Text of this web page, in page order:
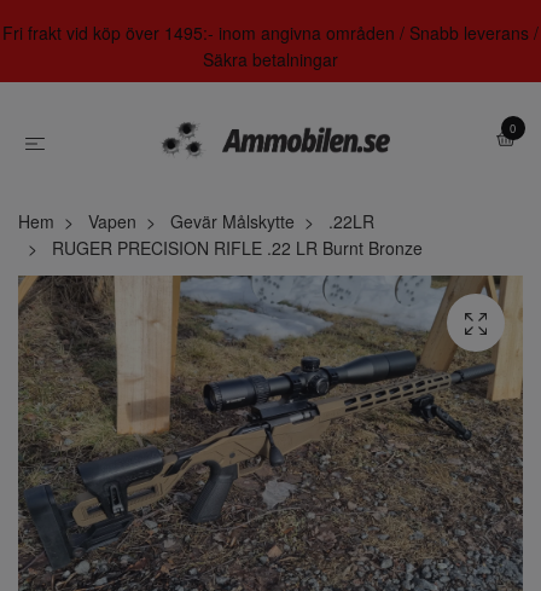
Fri frakt vid köp över 1495:- inom angivna områden / Snabb leverans /
Säkra betalningar
0
Hem Vapen Gevär Målskytte
.22LR
RUGER PRECISION RIFLE .22 LR Burnt Bronze